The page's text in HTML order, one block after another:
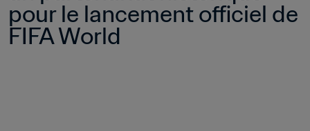
pour le lancement officiel de
FIFA World